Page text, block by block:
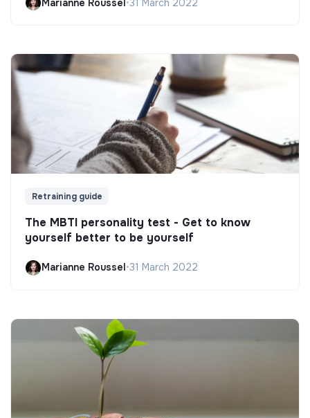
Retraining guide
The MBTI personality test - Get to know
yourself better to be yourself
Marianne Roussel•31 March 2022